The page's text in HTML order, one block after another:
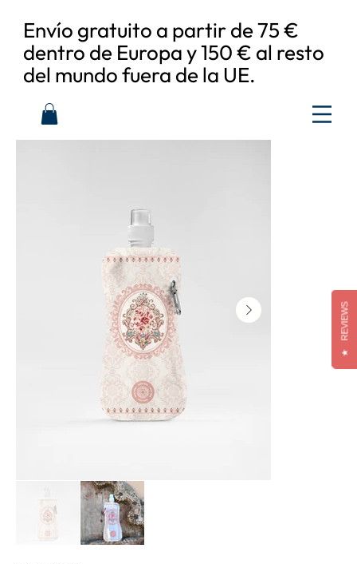
Envío gratuito a partir de 75 €
dentro de Europa y 150 € al resto
del mundo fuera de la UE.
★
REVIEWS